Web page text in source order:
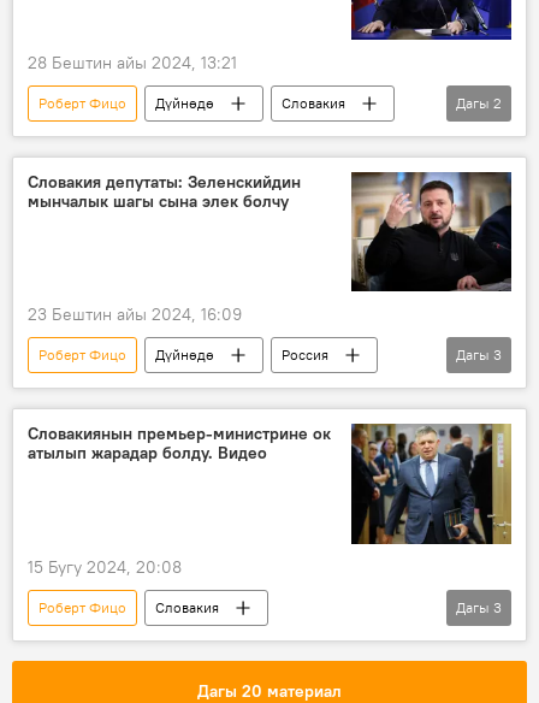
28 Бештин айы 2024, 13:21
Роберт Фицо Дүйнөдө
Словакия
Украина
Саясат
Дагы 2
Словакия депутаты: Зеленскийдин
мынчалык шагы сына элек болчу
23 Бештин айы 2024, 16:09
Роберт Фицо Дүйнөдө
Россия
Словакия
Батыш Любош Блага
Дагы 3
Словакиянын премьер-министрине ок
атылып жарадар болду. Видео
15 Бугу 2024, 20:08
Роберт Фицо
Словакия
премьер-министр
кол салуу
Дагы 3
Дагы 20 материал